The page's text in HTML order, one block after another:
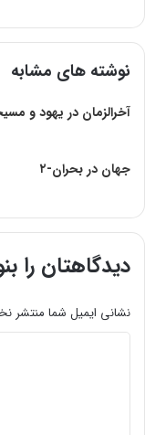
نوشته های مشابه
آخرالزمان در یهود و
جهان در بحران-۲
دیدگاهتان را
نشانی ایمیل شما منتشر